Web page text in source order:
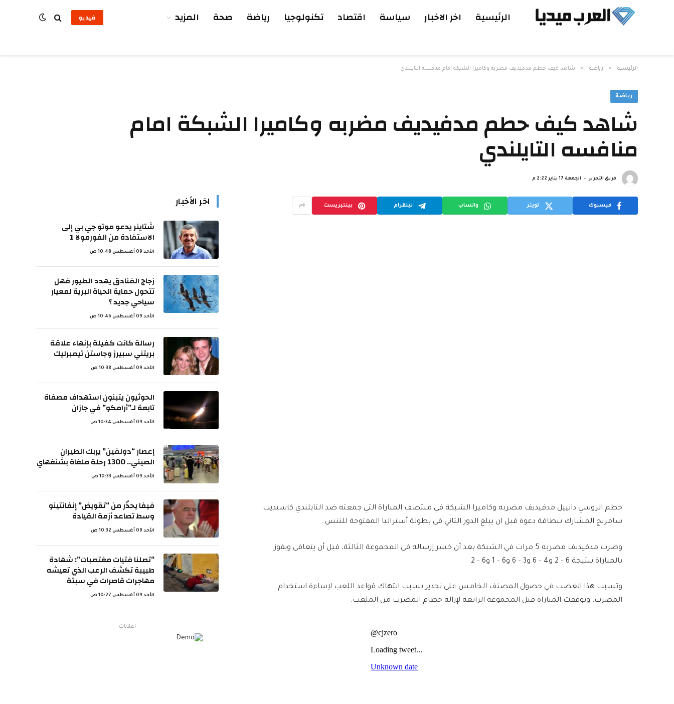
الرئيسية اخر الاخبار سياسة اقتصاد تكنولوجيا رياضة صحة المزيد فيديو
الرئيسية » رياضة » شاهد كيف حطم مدفيديف مضربه وكاميرا الشبكة امام منافسه التايلندي
رياضة
شاهد كيف حطم مدفيديف مضربه وكاميرا الشبكة امام
منافسه التايلندي
فريق التحرير الجمعة 17 يناير 2:22 م
فيسبوك تويتر واتساب تيلقرام بينتيريست
حطم الروسي ​دانييل مدفيديف​ مضربه وكاميرا الشبكة في منتصف المباراة التي جمعته ضد التايلندي ​كاسيديت
سامريج​ المشارك ببطاقة دعوة قبل ان يبلغ الدور الثاني في ​بطولة أستراليا المفتوحة للتنس​ .
وضرب مدفيديف مضربه 5 مرات في الشبكة بعد أن خسر إرساله في المجموعة الثالثة، قبل أن يتعافى ويفوز
بالمباراة بنتيجة 6 – 2 و4 – 6 و3 – 6 و6 – 1 و6 – 2
وتسبب هذا الغضب في حصول المصنف الخامس على تحذير بسبب انتهاك قواعد اللعب لإساءة استخدام
المضرب، وتوقفت المباراة قبل المجموعة الرابعة لإزالة حطام المضرب من الملعب.
اخر الأخبار
شتاينر يدعو موتو جي بي إلى
الاستفادة من الفورمولا 1
الأحد 09 أغسطس 10:48 ص
زجاج الفنادق يهدد الطيور فهل
تتحول حماية الحياة البرية لمعيار
سياحي جديد ؟
الأحد 09 أغسطس 10:46 ص
رسالة كانت كفيلة بإنهاء علاقة
بريتني سبيرز وجاستن تيمبرليك
الأحد 09 أغسطس 10:38 ص
الحوثيون يتبنون استهداف مصفاة
تابعة لـ”أرامكو” في جازان
الأحد 09 أغسطس 10:34 ص
إعصار “دولفين” يربك الطيران
الصيني.. 1300 رحلة ملغاة بشنغهاي
الأحد 09 أغسطس 10:33 ص
فيفا يحذّر من “تقويض” إنفانتينو
وسط تصاعد أزمة القيادة
الأحد 09 أغسطس 10:32 ص
“تصلنا فتيات مغتصبات”: شهادة
طبيبة تكشف الرعب الذي تعيشه
مهاجرات قاصرات في سبتة
الأحد 09 أغسطس 10:27 ص
اعلانات